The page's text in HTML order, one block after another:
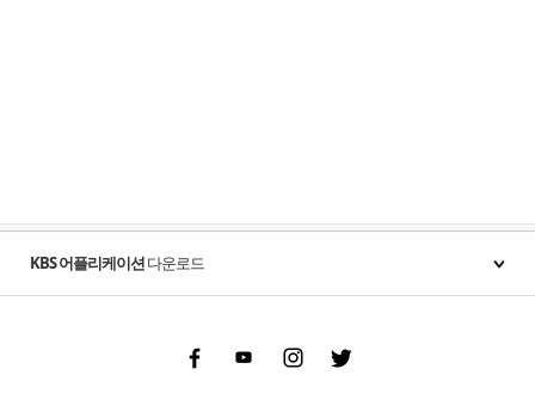
KBS 어플리케이션다운로드
FacebookYoutubeInstgram Twitter